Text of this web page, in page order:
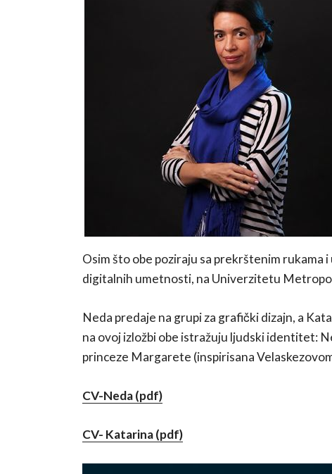
Osim što obe poziraju sa prekrštenim rukama
digitalnih umetnosti, na Univerzitetu
Neda predaje na grupi za grafički dizajn, a
na ovoj izložbi obe istražuju ljudski identitet:
princeze Margarete (inspirisana
CV-Neda (pdf)
CV- Katarina (pdf)